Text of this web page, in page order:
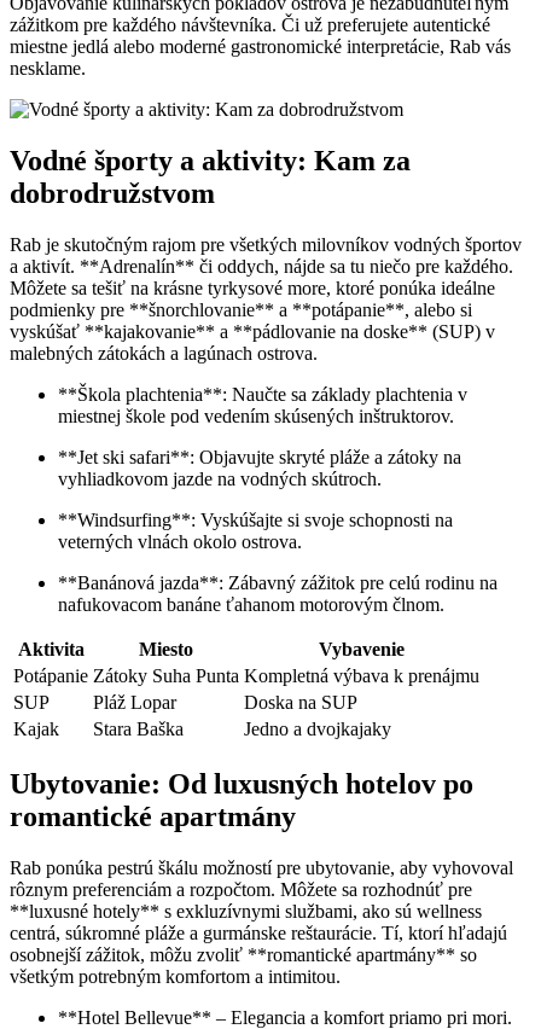
zážitkom pre každého návštevníka. Či už preferujete autentické
miestne jedlá alebo moderné gastronomické interpretácie, Rab vás
nesklame.
Vodné športy a aktivity: Kam za
dobrodružstvom
Rab je skutočným rajom pre všetkých milovníkov vodných športov
a aktivít. **Adrenalín** či oddych, nájde sa tu niečo pre každého.
Môžete sa tešiť na krásne tyrkysové more, ktoré ponúka ideálne
podmienky pre **šnorchlovanie** a **potápanie**, alebo si
vyskúšať **kajakovanie** a **pádlovanie na doske** (SUP) v
malebných zátokách a lagúnach ostrova.
**Škola plachtenia**: Naučte sa základy plachtenia v
miestnej škole pod vedením skúsených inštruktorov.
**Jet ski safari**: Objavujte skryté pláže a zátoky na
vyhliadkovom jazde na vodných skútroch.
**Windsurfing**: Vyskúšajte si svoje schopnosti na
veterných vlnách okolo ostrova.
**Banánová jazda**: Zábavný zážitok pre celú rodinu na
nafukovacom banáne ťahanom motorovým člnom.
Aktivita Miesto
Vybavenie
Potápanie Zátoky Suha Punta Kompletná výbava k prenájmu
SUP
Pláž Lopar
Doska na SUP
Kajak
Stara Baška Jedno a dvojkajaky
Ubytovanie: Od luxusných hotelov po
romantické apartmány
Rab ponúka pestrú škálu možností pre ubytovanie, aby vyhovoval
rôznym preferenciám a rozpočtom. Môžete sa rozhodnúť pre
**luxusné hotely** s exkluzívnymi službami, ako sú wellness
centrá, súkromné pláže a gurmánske reštaurácie. Tí, ktorí hľadajú
osobnejší zážitok, môžu zvoliť **romantické apartmány** so
všetkým potrebným komfortom a intimitou.
**Hotel Bellevue** – Elegancia a komfort priamo pri mori.